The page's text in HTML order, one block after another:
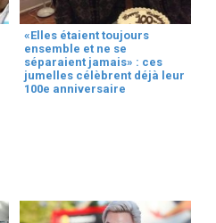
«Elles étaient toujours
ensemble et ne se
séparaient jamais» : ces
jumelles célèbrent déjà leur
100e anniversaire